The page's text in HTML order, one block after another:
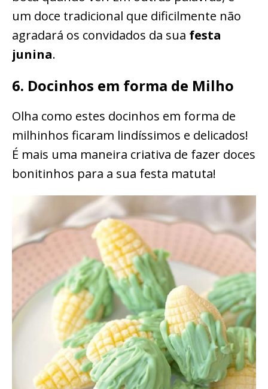
um doce tradicional que dificilmente não
agradará os convidados da sua festa
junina.
6. Docinhos em forma de Milho
Olha como estes docinhos em forma de
milhinhos ficaram lindíssimos e delicados!
É mais uma maneira criativa de fazer doces
bonitinhos para a sua festa matuta!